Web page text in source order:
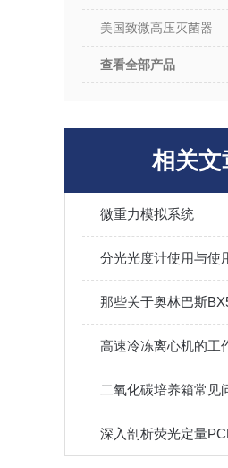
美国致微高压灭菌器
查看全部产品
相关文
微重力模拟系统
分光光度计使用与使
二氧化碳培养箱常见